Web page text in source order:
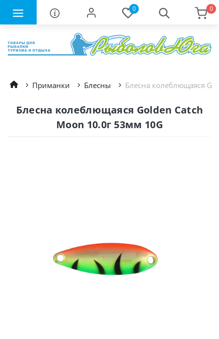
0 0
Приманки Блесны Блесна колеблющаяся
Блесна колеблющаяся Golden Catch
Moon 10.0г 53мм 10G